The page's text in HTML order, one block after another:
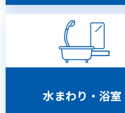
水まわり・浴室